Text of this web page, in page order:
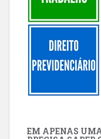
EM APENAS